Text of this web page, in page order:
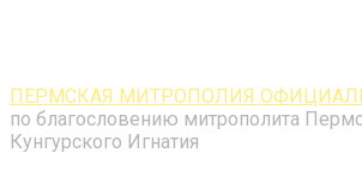
ПЕРМСКАЯ МИТРОПОЛИЯ
по благословению митрополита
Кунгурского Игнатия